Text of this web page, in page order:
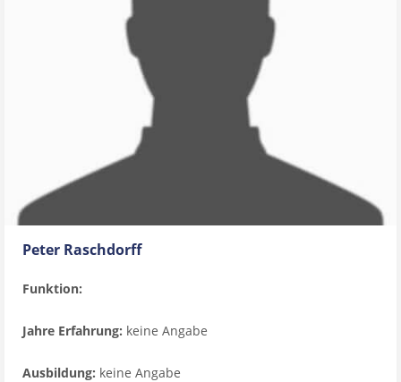
Peter Raschdorff
Funktion:
Jahre Erfahrung: keine Angabe
Ausbildung: keine Angabe